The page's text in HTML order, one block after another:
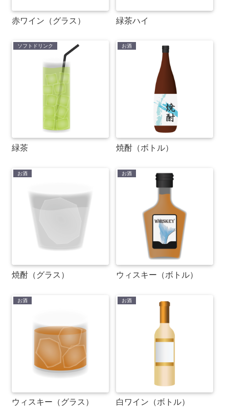
赤ワイン（グラス） 緑茶ハイ
ソフトドリンク
緑茶
お酒
焼酎（ボトル）
お酒
焼酎（グラス）
お酒
ウィスキー（ボトル）
お酒
ウィスキー（グラス）
お酒
白ワイン（ボトル）